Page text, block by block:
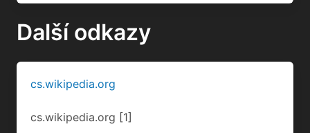
Další odkazy
cs.wikipedia.org
cs.wikipedia.org [1]